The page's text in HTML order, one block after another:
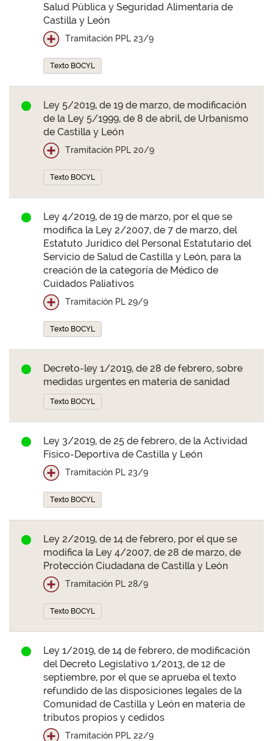
Salud Pública y Seguridad Alimentaria de
Castilla y León
Tramitación PPL 23/9
Texto BOCYL
Ley 5/2019, de 19 de marzo, de modificación
de la Ley 5/1999, de 8 de abril, de Urbanismo
de Castilla y León
Tramitación PPL 20/9
Texto BOCYL
Ley 4/2019, de 19 de marzo, por el que se
modifica la Ley 2/2007, de 7 de marzo, del
Estatuto Jurídico del Personal Estatutario del
Servicio de Salud de Castilla y León, para la
creación de la categoría de Médico de
Cuidados Paliativos
Tramitación PL 29/9
Texto BOCYL
Decreto-ley 1/2019, de 28 de febrero, sobre
medidas urgentes en materia de sanidad
Texto BOCYL
Ley 3/2019, de 25 de febrero, de la Actividad
Físico-Deportiva de Castilla y León
Tramitación PL 23/9
Texto BOCYL
Ley 2/2019, de 14 de febrero, por el que se
modifica la Ley 4/2007, de 28 de marzo, de
Protección Ciudadana de Castilla y León
Tramitación PL 28/9
Texto BOCYL
Ley 1/2019, de 14 de febrero, de modificación
del Decreto Legislativo 1/2013, de 12 de
septiembre, por el que se aprueba el texto
refundido de las disposiciones legales de la
Comunidad de Castilla y León en materia de
tributos propios y cedidos
Tramitación PPL 22/9